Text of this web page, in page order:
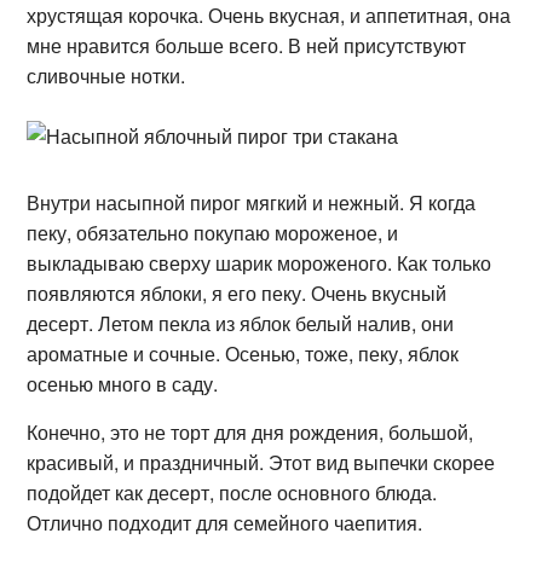
хрустящая корочка. Очень вкусная, и аппетитная, она
мне нравится больше всего. В ней присутствуют
сливочные нотки.
Внутри насыпной пирог мягкий и нежный. Я когда
пеку, обязательно покупаю мороженое, и
выкладываю сверху шарик мороженого. Как только
появляются яблоки, я его пеку. Очень вкусный
десерт. Летом пекла из яблок белый налив, они
ароматные и сочные. Осенью, тоже, пеку, яблок
осенью много в саду.
Конечно, это не торт для дня рождения, большой,
красивый, и праздничный. Этот вид выпечки скорее
подойдет как десерт, после основного блюда.
Отлично подходит для семейного чаепития.